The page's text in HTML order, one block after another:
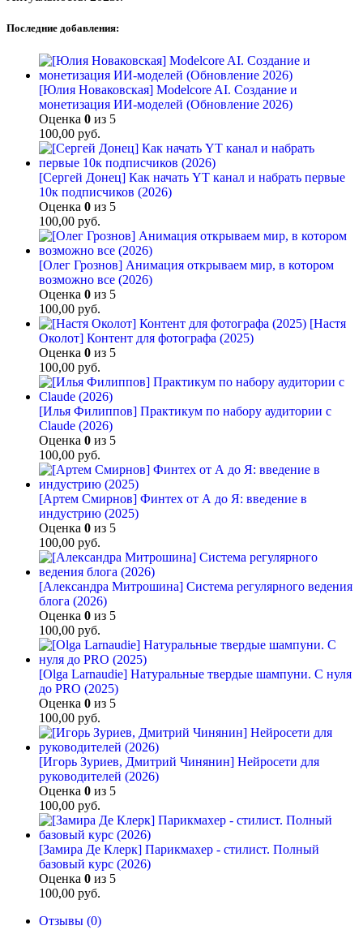
Последние добавления:
[Юлия Новаковская] Modelcore AI. Создание и
монетизация ИИ-моделей (Обновление 2026)
Оценка 0 из 5
100,00 руб.
[Сергей Донец] Как начать YT канал и набрать первые
10к подписчиков (2026)
Оценка 0 из 5
100,00 руб.
[Олег Грознов] Анимация открываем мир, в котором
возможно все (2026)
Оценка 0 из 5
100,00 руб.
[Настя
Околот] Контент для фотографа (2025)
Оценка 0 из 5
100,00 руб.
[Илья Филиппов] Практикум по набору аудитории с
Claude (2026)
Оценка 0 из 5
100,00 руб.
[Артем Смирнов] Финтех от А до Я: введение в
индустрию (2025)
Оценка 0 из 5
100,00 руб.
[Александра Митрошина] Система регулярного ведения
блога (2026)
Оценка 0 из 5
100,00 руб.
[Olga Larnaudie] Натуральные твердые шампуни. С нуля
до PRO (2025)
Оценка 0 из 5
100,00 руб.
[Игорь Зуриев, Дмитрий Чинянин] Нейросети для
руководителей (2026)
Оценка 0 из 5
100,00 руб.
[Замира Де Клерк] Парикмахер - стилист. Полный
базовый курс (2026)
Оценка 0 из 5
100,00 руб.
Отзывы (0)